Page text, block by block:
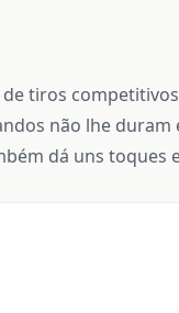
tiros
não lhe duram
dá uns toques